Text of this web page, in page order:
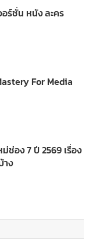
อร์ชั่น หนัง ละคร
For Media
ช่อง 7 ปี 2569 เรื่อง
าง